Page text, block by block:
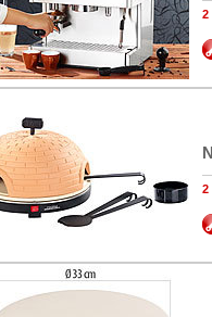
2
2